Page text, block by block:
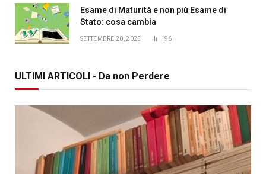
Esame di Maturità e non più Esame di
Stato: cosa cambia
SETTEMBRE 20, 2025 196
ULTIMI ARTICOLI - Da non Perdere